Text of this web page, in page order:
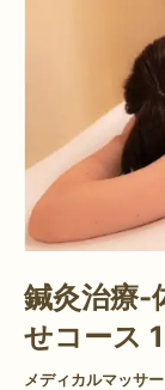
鍼灸治療-
せコース
メディカルマッサ